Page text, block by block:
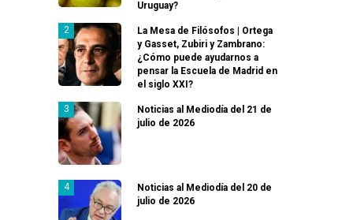
Uruguay?
La Mesa de Filósofos | Ortega
y Gasset, Zubiri y Zambrano:
¿Cómo puede ayudarnos a
pensar la Escuela de Madrid en
el siglo XXI?
Noticias al Mediodía del 21 de
julio de 2026
Noticias al Mediodía del 20 de
julio de 2026